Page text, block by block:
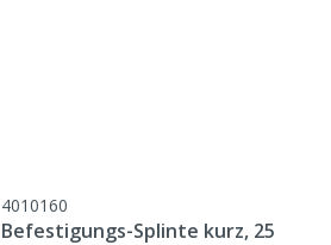
4010160
Befestigungs-Splinte kurz, 25